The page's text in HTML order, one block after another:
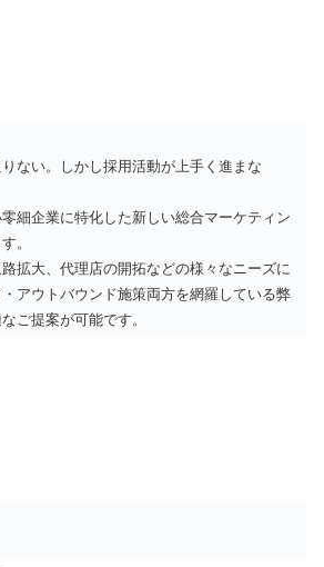
りない。しかし採用活動が上手く進まな
細企業に特化した新しい総合マーケティン
。
拡大、代理店の開拓などの様々なニーズに
アウトバウンド施策両方を網羅している弊
ご提案が可能です。